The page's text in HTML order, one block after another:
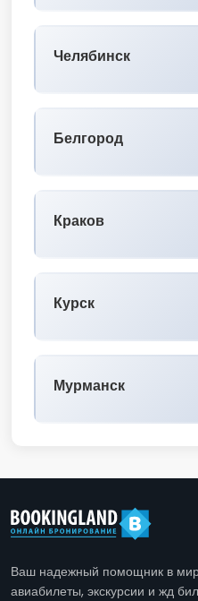
Челябинск
Белгород
Краков
Курск
Мурманск
Ваш надежный помощник в
авиабилеты, экскурсии и жд